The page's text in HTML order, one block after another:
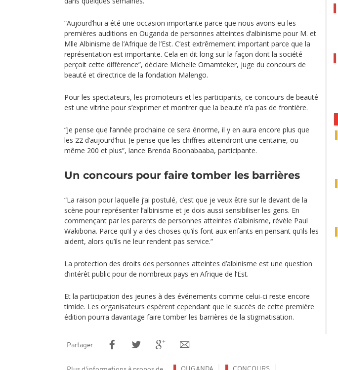
“Aujourd’hui a été une occasion importante parce que nous avons eu les
premières auditions en Ouganda de personnes atteintes d’albinisme pour M. et
Mlle Albinisme de l’Afrique de l’Est. C’est extrêmement important parce que la
représentation est importante. Cela en dit long sur la façon dont la société
perçoit cette différence”, déclare Michelle Omamteker, juge du concours de
beauté et directrice de la fondation Malengo.
Pour les spectateurs, les promoteurs et les participants, ce concours de beauté
est une vitrine pour s’exprimer et montrer que la beauté n’a pas de frontière.
“Je pense que l’année prochaine ce sera énorme, il y en aura encore plus que
les 22 d’aujourd’hui. Je pense que les chiffres atteindront une centaine, ou
même 200 et plus”, lance Brenda Boonabaaba, participante.
Un concours pour faire tomber les barrières
“La raison pour laquelle j’ai postulé, c’est que je veux être sur le devant de la
scène pour représenter l’albinisme et je dois aussi sensibiliser les gens. En
commençant par les parents de personnes atteintes d’albinisme, révèle Paul
Wakibona. Parce qu’il y a des choses qu’ils font aux enfants en pensant qu’ils les
aident, alors qu’ils ne leur rendent pas service.”
La protection des droits des personnes atteintes d’albinisme est une question
d’intérêt public pour de nombreux pays en Afrique de l’Est.
Et la participation des jeunes à des événements comme celui-ci reste encore
timide. Les organisateurs espèrent cependant que le succès de cette première
édition pourra davantage faire tomber les barrières de la stigmatisation.
Partager